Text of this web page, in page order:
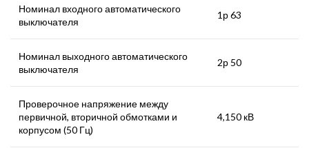
Номинал входного автоматического
выключателя
1р 63
Номинал выходного автоматического
выключателя
2р 50
Проверочное напряжение между
первичной, вторичной обмотками и
корпусом (50 Гц)
4,150 кВ